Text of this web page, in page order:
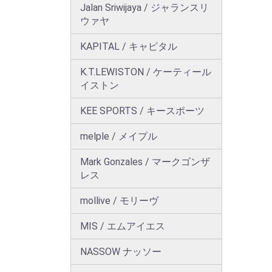
Jalan Sriwijaya / ジャランスリ
ウァヤ
KAPITAL / キャピタル
K.T.LEWISTON / ケーティール
イストン
KEE SPORTS / キースポーツ
melple / メイプル
Mark Gonzales / マークゴンザ
レス
mollive / モリーヴ
MIS / エムアイエス
NASSOW ナッソー